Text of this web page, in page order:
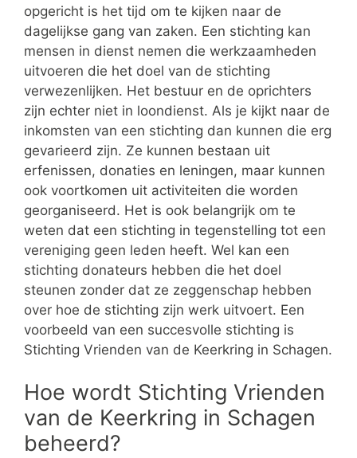
opgericht is het tijd om te kijken naar de
dagelijkse gang van zaken. Een stichting kan
mensen in dienst nemen die werkzaamheden
uitvoeren die het doel van de stichting
verwezenlijken. Het bestuur en de oprichters
zijn echter niet in loondienst. Als je kijkt naar de
inkomsten van een stichting dan kunnen die erg
gevarieerd zijn. Ze kunnen bestaan uit
erfenissen, donaties en leningen, maar kunnen
ook voortkomen uit activiteiten die worden
georganiseerd. Het is ook belangrijk om te
weten dat een stichting in tegenstelling tot een
vereniging geen leden heeft. Wel kan een
stichting donateurs hebben die het doel
steunen zonder dat ze zeggenschap hebben
over hoe de stichting zijn werk uitvoert. Een
voorbeeld van een succesvolle stichting is
Stichting Vrienden van de Keerkring in Schagen.
Hoe wordt Stichting Vrienden
van de Keerkring in Schagen
beheerd?